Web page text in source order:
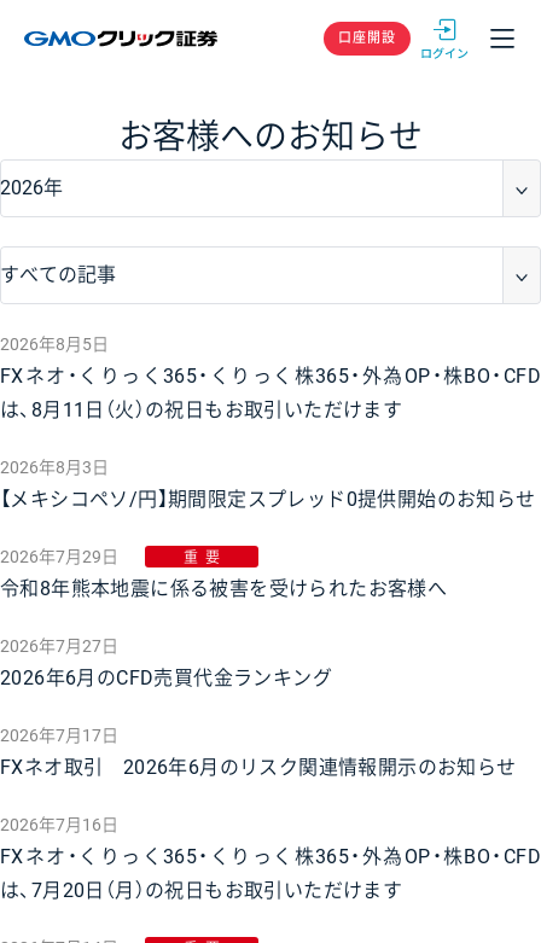
GMOクリック
口座開設
お客様へのお知らせ
2026年8月5日
FXネオ・くりっく365・くりっく株365・外為OP・株BO・CFD
は、8月11日（火）の祝日もお取引いただけます
2026年8月3日
【メキシコペソ/円】期間限定スプレッド0提供開始のお知らせ
2026年7月29日 重要
令和8年熊本地震に係る被害を受けられたお客様へ
2026年7月27日
2026年6月のCFD売買代金ランキング
2026年7月17日
FXネオ取引 2026年6月のリスク関連情報開示のお知らせ
2026年7月16日
FXネオ・くりっく365・くりっく株365・外為OP・株BO・CFD
は、7月20日（月）の祝日もお取引いただけます